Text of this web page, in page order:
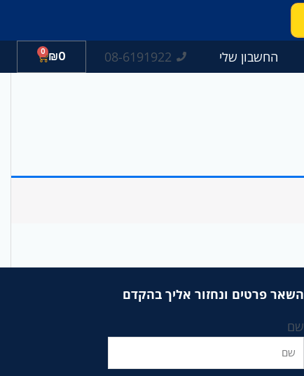
08-6191922
₪0
0
עגלת
קניות
החשבון שלי
השאר פרטים ונחזור אליך בהקדם
שם